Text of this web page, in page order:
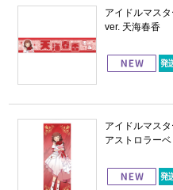
アイドルマス
ver. 天海春香
アイドルマス
アストロラー